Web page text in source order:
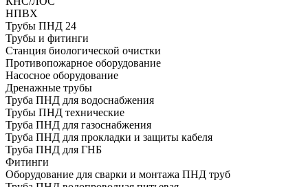
НПВХ
Трубы ПНД 24
Трубы и фитинги
Cтанция биологической очистки
Противопожарное оборудование
Насосное оборудование
Дренажные трубы
Труба ПНД для водоснабжения
Трубы ПНД технические
Труба ПНД для газоснабжения
Труба ПНД для прокладки и защиты кабеля
Труба ПНД для ГНБ
Фитинги
Оборудование для сварки и монтажа ПНД труб